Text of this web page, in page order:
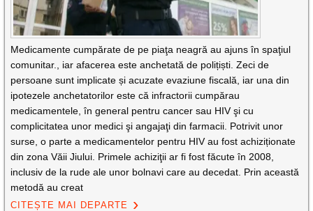
Medicamente cumpărate de pe piaţa neagră au ajuns în spaţiul
comunitar., iar afacerea este anchetată de polițiști. Zeci de
persoane sunt implicate și acuzate evaziune fiscală, iar una din
ipotezele anchetatorilor este că infractorii cumpărau
medicamentele, în general pentru cancer sau HIV şi cu
complicitatea unor medici şi angajaţi din farmacii. Potrivit unor
surse, o parte a medicamentelor pentru HIV au fost achiziționate
din zona Văii Jiului. Primele achiziţii ar fi fost făcute în 2008,
inclusiv de la rude ale unor bolnavi care au decedat. Prin această
metodă au creat
CITEȘTE MAI DEPARTE